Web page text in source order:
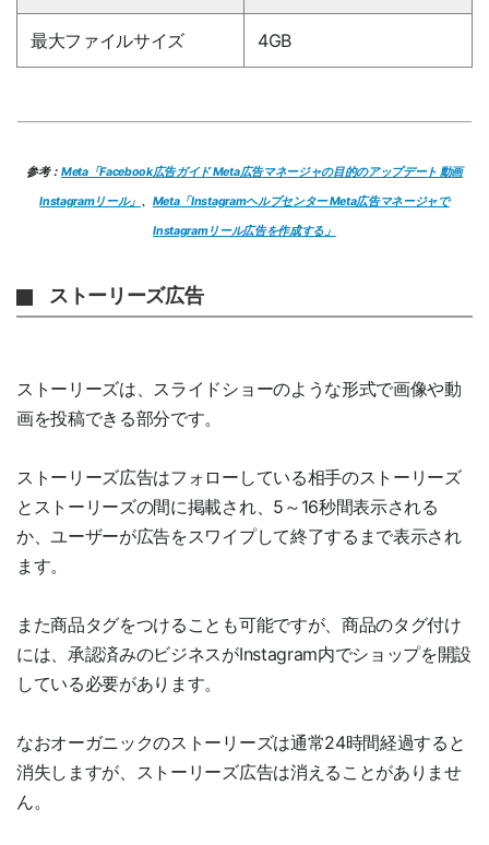
最大ファイルサイズ 4GB
参考： Meta「Facebook広告ガイド Meta広告マネージャの目的のアップデート 動画
Instagramリール」 、 Meta「Instagramヘルプセンター Meta広告マネージャで
Instagramリール広告を作成する」
ストーリーズ広告
ストーリーズは、スライドショーのような形式で画像や動
画を投稿できる部分です。
ストーリーズ広告はフォローしている相手のストーリーズ
とストーリーズの間に掲載され、5～16秒間表示される
か、ユーザーが広告をスワイプして終了するまで表示され
ます。
また商品タグをつけることも可能ですが、商品のタグ付け
には、承認済みのビジネスがInstagram内でショップを開設
している必要があります。
なおオーガニックのストーリーズは通常24時間経過すると
消失しますが、ストーリーズ広告は消えることがありませ
ん。